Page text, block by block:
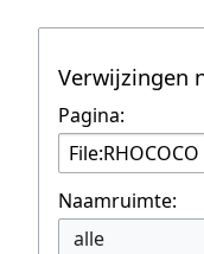
Verwijzingen
Pagina:
Naamruimte:
alle